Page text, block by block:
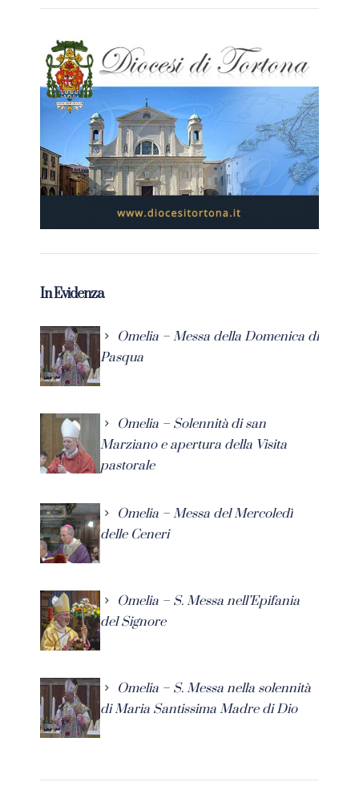
In Evidenza
Omelia – Messa della Domenica di
Pasqua
Omelia – Solennità di san
Marziano e apertura della Visita
pastorale
Omelia – Messa del Mercoledì
delle Ceneri
Omelia – S. Messa nell’Epifania
del Signore
Omelia – S. Messa nella solennità
di Maria Santissima Madre di Dio